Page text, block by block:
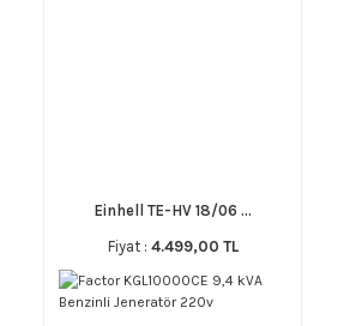
Einhell TE-HV 18/06 ...
Fiyat : 4.499,00 TL